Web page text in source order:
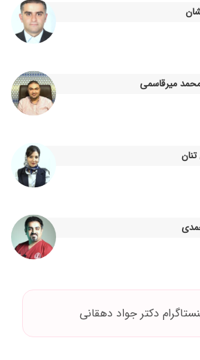
بسیار عالی بود ۱۴۰۳/۰۴/۰۷
۱۴۰۳/۰۲/۲۵
هستن استثنایی. امیدواریم همیشه سالم ۱۴۰۴/۰۱/۰۶
۱۴۰۲/۱۲/۱۱
به موقع ۱۴۰۳/۰۱/۱۷
۱۴۰۲/۰۷/۰۶
ایشون ایمان کامل دارم
۱۴۰۳/۰۸/۱۲
میرقاسمی
دکتر جواد دهقانی